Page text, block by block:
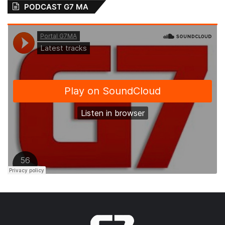
Relacionado
município nos
quatro cantos
16 de maio de 2024
Em "ESPORTES"
Jorge Marú
prestigiam abertura
do XVI Jogos
Luminenses
14 de maio de 2024
Em "ESPORTES"
Prefeitura realiza a
Escolares
Alcantarenses
(JEAS)
28 de abril de 2019
PODCAST G7 MA